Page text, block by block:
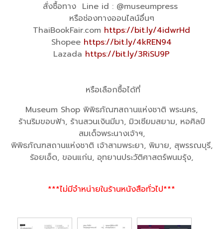
สั่งซื้อทาง Line id : @museumpress
หรือช่องทางออนไลน์อื่นๆ
ThaiBookFair.com https://bit.ly/4idwrHd
Shopee https://bit.ly/4kREN94
Lazada https://bit.ly/3RiSU9P
หรือเลือกซื้อได้ที่
Museum Shop พิพิธภัณฑสถานแห่งชาติ พระนคร,
ร้านริมขอบฟ้า, ร้านสวนเงินมีมา, มิวเซียมสยาม, หอศิลป์
สมเด็จพระนางเจ้าฯ,
พิพิธภัณฑสถานแห่งชาติ เจ้าสามพระยา, พิมาย, สุพรรณบุรี,
ร้อยเอ็ด, ขอนแก่น, อุทยานประวัติศาสตร์พนมรุ้ง,
***ไม่มีจำหน่ายในร้านหนังสือทั่วไป***